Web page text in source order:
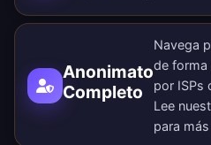
Anonimato
Completo
Navega
de forma
por ISPs
Lee
para